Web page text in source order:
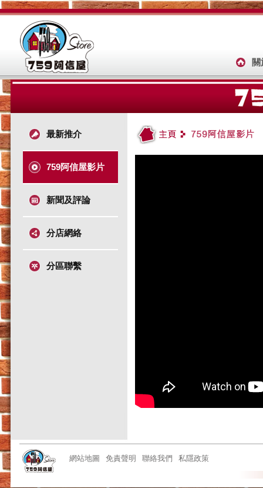
最新推介
759阿信屋影片
新聞及評論
分店網絡
分區聯繫
網站地圖 免責聲明 聯絡我們 私隱政策